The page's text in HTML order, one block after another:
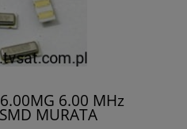
6.00 MHz
MURATA